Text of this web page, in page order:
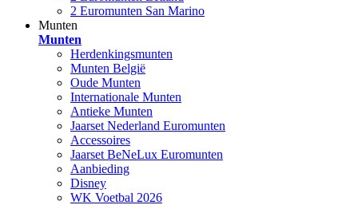
2 Euromunten San Marino
Munten
Munten
Herdenkingsmunten
Munten België
Oude Munten
Internationale Munten
Antieke Munten
Jaarset Nederland Euromunten
Accessoires
Jaarset BeNeLux Euromunten
Aanbieding
Disney
WK Voetbal 2026